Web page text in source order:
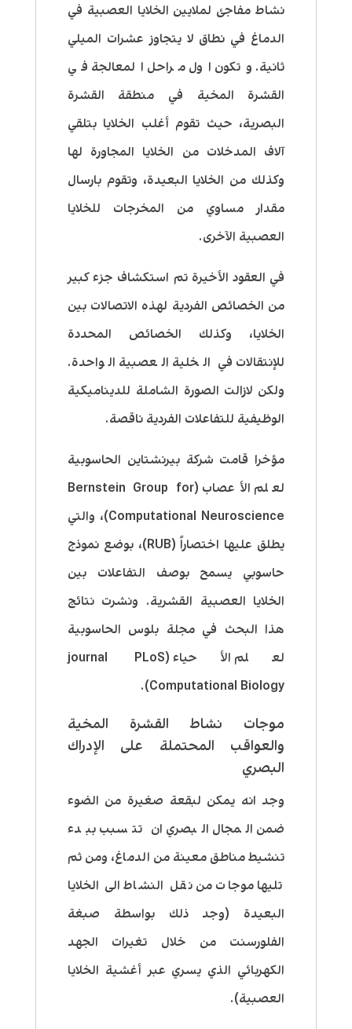
نشاط مفاجئ لملايين الخلايا العصبية في
الدماغ في نطاق لا يتجاوز عشرات الميلي
ثانية. وتكون اول مراحل المعالجة في
القشرة المخية في منطقة القشرة
البصرية، حيث تقوم أغلب الخلايا بتلقي
آلاف المدخلات من الخلايا المجاورة لها
وكذلك من الخلايا البعيدة، وتقوم بارسال
مقدار مساوي من المخرجات للخلايا
العصبية الآخرى.
في العقود الأخيرة تم استكشاف جزء كبير
من الخصائص الفردية لهذه الاتصالات بين
الخلايا، وكذلك الخصائص المحددة
للإنتقالات في الخلية العصبية الواحدة.
ولكن لازالت الصورة الشاملة للديناميكية
الوظيفية للتفاعلات الفردية ناقصة.
مؤخرا قامت شركة بيرنشتاين الحاسوبية
لعلم الأعصاب (Bernstein Group for
Computational Neuroscience)، والتي
يطلق عليها اختصاراً (RUB)، بوضع نموذج
حاسوبي يسمح بوصف التفاعلات بين
الخلايا العصبية القشرية. ونشرت نتائج
هذا البحث في مجلة بلوس الحاسوبية
لعلم الأحياء (journal PLoS
Computational Biology).
موجات نشاط القشرة المخية
والعواقب المحتملة على الإدراك
البصري
وجد انه يمكن لبقعة صغيرة من الضوء
ضمن المجال البصري ان تتسبب ببدء
تنشيط مناطق معينة من الدماغ، ومن ثم
تليها موجات من نقل النشاط الى الخلايا
البعيدة (وجد ذلك بواسطة صبغة
الفلورسنت من خلال تغيرات الجهد
الكهربائي الذي يسري عبر أغشية الخلايا
العصبية).